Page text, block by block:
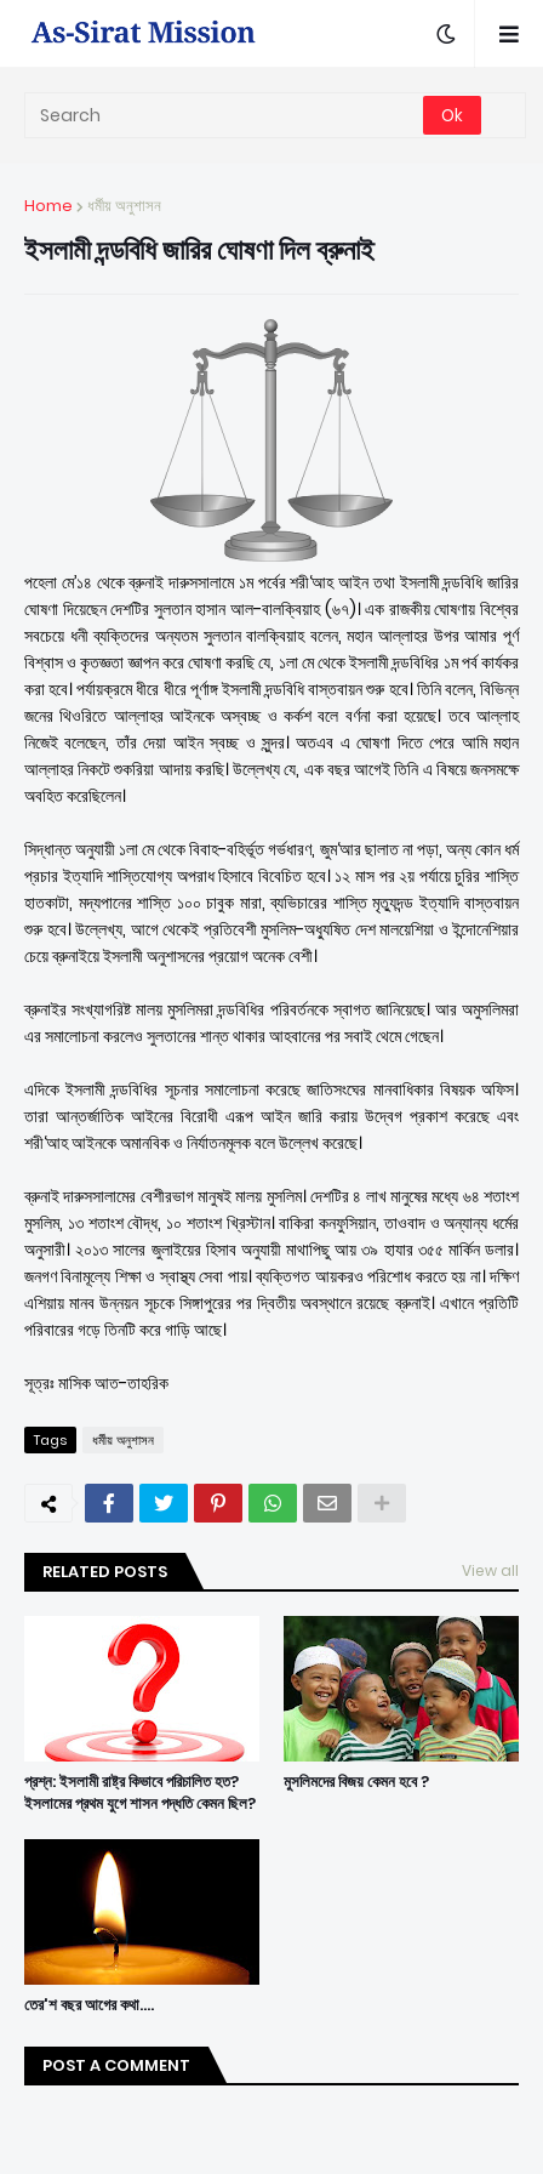
Home ধর্মীয় অনুশাসন
ইসলামী দন্ডবিধি জারির ঘোষণা দিল ব্রুনাই
পহেলা মে’১৪ থেকে ব্রুনাই দারুসসালামে ১ম পর্বের শরী‘আহ আইন তথা ইসলামী দন্ডবিধি জারির
ঘোষণা দিয়েছেন দেশটির সুলতান হাসান আল-বালক্বিয়াহ (৬৭)। এক রাজকীয় ঘোষণায় বিশ্বের
সবচেয়ে ধনী ব্যক্তিদের অন্যতম সুলতান বালক্বিয়াহ বলেন, মহান আল্লাহর উপর আমার পূর্ণ
বিশ্বাস ও কৃতজ্ঞতা জ্ঞাপন করে ঘোষণা করছি যে, ১লা মে থেকে ইসলামী দন্ডবিধির ১ম পর্ব কার্যকর
করা হবে। পর্যায়ক্রমে ধীরে ধীরে পূর্ণাঙ্গ ইসলামী দন্ডবিধি বাস্তবায়ন শুরু হবে। তিনি বলেন, বিভিন্ন
জনের থিওরিতে আল্লাহর আইনকে অস্বচ্ছ ও কর্কশ বলে বর্ণনা করা হয়েছে। তবে আল্লাহ
নিজেই বলেছেন, তাঁর দেয়া আইন স্বচ্ছ ও সুন্দর। অতএব এ ঘোষণা দিতে পেরে আমি মহান
আল্লাহর নিকটে শুকরিয়া আদায় করছি। উল্লেখ্য যে, এক বছর আগেই তিনি এ বিষয়ে জনসমক্ষে
অবহিত করেছিলেন।
সিদ্ধান্ত অনুযায়ী ১লা মে থেকে বিবাহ-বহির্ভূত গর্ভধারণ, জুম‘আর ছালাত না পড়া, অন্য কোন ধর্ম
প্রচার ইত্যাদি শাস্তিযোগ্য অপরাধ হিসাবে বিবেচিত হবে। ১২ মাস পর ২য় পর্যায়ে চুরির শাস্তি
হাতকাটা, মদ্যপানের শাস্তি ১০০ চাবুক মারা, ব্যভিচারের শাস্তি মৃত্যুদন্ড ইত্যাদি বাস্তবায়ন
শুরু হবে। উল্লেখ্য, আগে থেকেই প্রতিবেশী মুসলিম-অধ্যুষিত দেশ মালয়েশিয়া ও ইন্দোনেশিয়ার
চেয়ে ব্রুনাইয়ে ইসলামী অনুশাসনের প্রয়োগ অনেক বেশী।
ব্রুনাইর সংখ্যাগরিষ্ট মালয় মুসলিমরা দন্ডবিধির পরিবর্তনকে স্বাগত জানিয়েছে। আর অমুসলিমরা
এর সমালোচনা করলেও সুলতানের শান্ত থাকার আহবানের পর সবাই থেমে গেছেন।
এদিকে ইসলামী দন্ডবিধির সূচনার সমালোচনা করেছে জাতিসংঘের মানবাধিকার বিষয়ক অফিস।
তারা আন্তর্জাতিক আইনের বিরোধী এরূপ আইন জারি করায় উদ্বেগ প্রকাশ করেছে এবং
শরী‘আহ আইনকে অমানবিক ও নির্যাতনমূলক বলে উল্লেখ করেছে।
ব্রুনাই দারুসসালামের বেশীরভাগ মানুষই মালয় মুসলিম। দেশটির ৪ লাখ মানুষের মধ্যে ৬৪ শতাংশ
মুসলিম, ১৩ শতাংশ বৌদ্ধ, ১০ শতাংশ খ্রিস্টান। বাকিরা কনফুসিয়ান, তাওবাদ ও অন্যান্য ধর্মের
অনুসারী। ২০১৩ সালের জুলাইয়ের হিসাব অনুযায়ী মাথাপিছু আয় ৩৯ হাযার ৩৫৫ মার্কিন ডলার।
জনগণ বিনামূল্যে শিক্ষা ও স্বাস্থ্য সেবা পায়। ব্যক্তিগত আয়করও পরিশোধ করতে হয় না। দক্ষিণ
এশিয়ায় মানব উন্নয়ন সূচকে সিঙ্গাপুরের পর দ্বিতীয় অবস্থানে রয়েছে ব্রুনাই। এখানে প্রতিটি
পরিবারের গড়ে তিনটি করে গাড়ি আছে।
সূত্রঃ মাসিক আত-তাহরিক
Tags ধর্মীয় অনুশাসন
RELATED POSTS View all
প্রশ্ন: ইসলামী রাষ্ট্র কিভাবে পরিচালিত হত?
ইসলামের প্রথম যুগে শাসন পদ্ধতি কেমন ছিল?
মুসলিমদের বিজয় কেমন হবে ?
তের'শ বছর আগের কথা....
POST A COMMENT